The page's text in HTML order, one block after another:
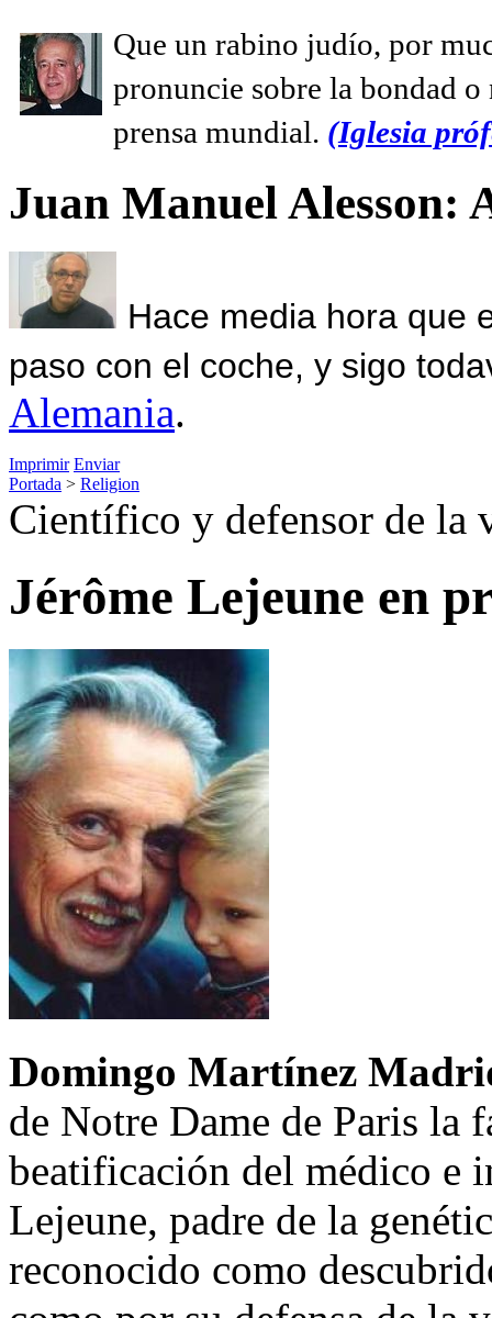
Que un rabino judío, por
pronuncie sobre la bondad
prensa mundial. (Iglesia
Juan Manuel Alesson:
Hace media hora que
paso con el coche, y sigo
Alemania.
Imprimir Enviar
Portada > Religion
Científico y defensor de la
Jérôme Lejeune en
Domingo Martínez
de Notre Dame de Paris la
beatificación del médico e
Lejeune, padre de la
reconocido como